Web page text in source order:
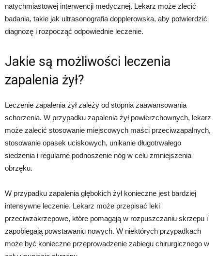
natychmiastowej interwencji medycznej. Lekarz może zlecić
badania, takie jak ultrasonografia dopplerowska, aby potwierdzić
diagnozę i rozpocząć odpowiednie leczenie.
Jakie są możliwości leczenia
zapalenia żył?
Leczenie zapalenia żył zależy od stopnia zaawansowania
schorzenia. W przypadku zapalenia żył powierzchownych, lekarz
może zalecić stosowanie miejscowych maści przeciwzapalnych,
stosowanie opasek uciskowych, unikanie długotrwałego
siedzenia i regularne podnoszenie nóg w celu zmniejszenia
obrzęku.
W przypadku zapalenia głębokich żył konieczne jest bardziej
intensywne leczenie. Lekarz może przepisać leki
przeciwzakrzepowe, które pomagają w rozpuszczaniu skrzepu i
zapobiegają powstawaniu nowych. W niektórych przypadkach
może być konieczne przeprowadzenie zabiegu chirurgicznego w